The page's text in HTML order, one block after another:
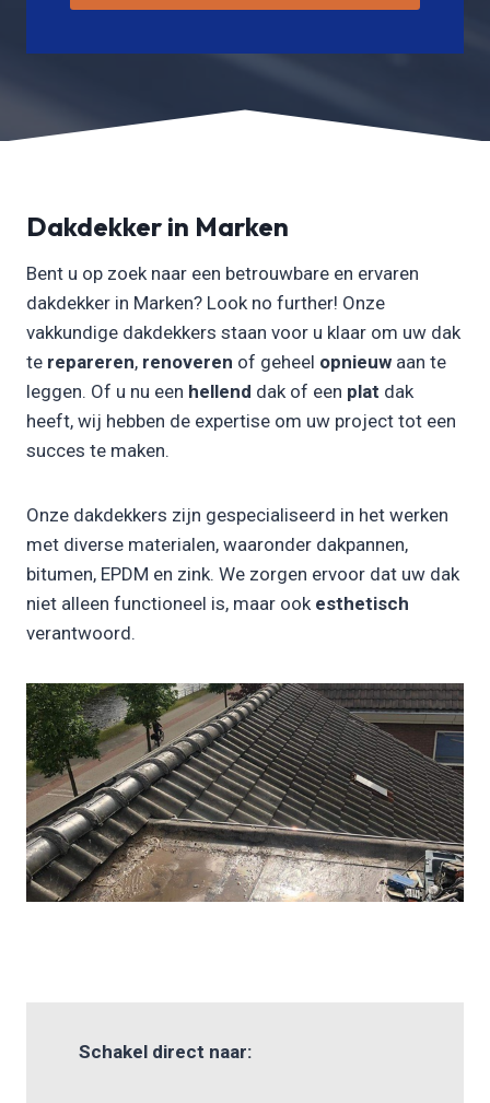
Dakdekker in Marken
Bent u op zoek naar een betrouwbare en ervaren
dakdekker in Marken? Look no further! Onze
vakkundige dakdekkers staan voor u klaar om uw dak
te repareren, renoveren of geheel opnieuw aan te
leggen. Of u nu een hellend dak of een plat dak
heeft, wij hebben de expertise om uw project tot een
succes te maken.
Onze dakdekkers zijn gespecialiseerd in het werken
met diverse materialen, waaronder dakpannen,
bitumen, EPDM en zink. We zorgen ervoor dat uw dak
niet alleen functioneel is, maar ook esthetisch
verantwoord.
Schakel direct naar: